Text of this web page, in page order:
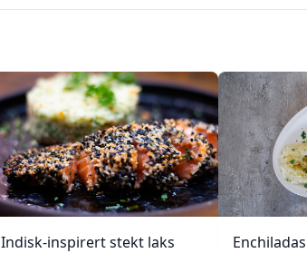
Indisk-inspirert stekt laks